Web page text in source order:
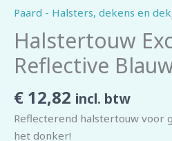
Paard - Halsters, dekens en
Halstertouw
Reflective
€ 12,82 incl. btw
Reflecterend halstertouw voor
het donker!